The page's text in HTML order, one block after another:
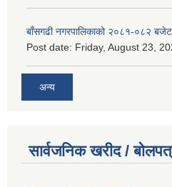
बाँसगढी नगरपालिकाको २०८१-०८२
Post date: Friday, August 23,
अन्य
सार्वजनिक खरीद /